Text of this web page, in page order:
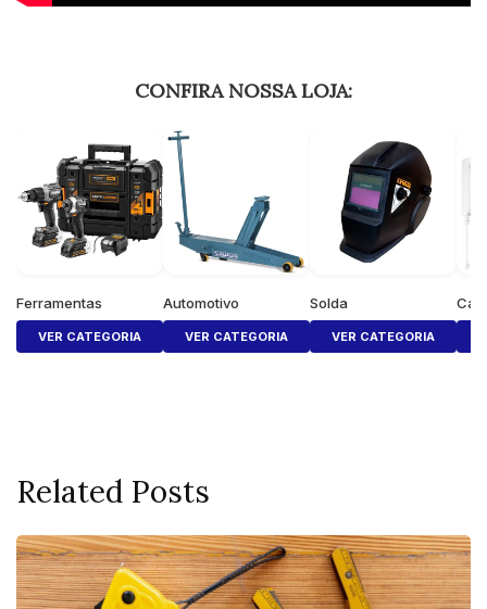
CONFIRA NOSSA LOJA:
Ferramentas
VER CATEGORIA
Automotivo
VER CATEGORIA
Solda
VER CATEGORIA
Related Posts